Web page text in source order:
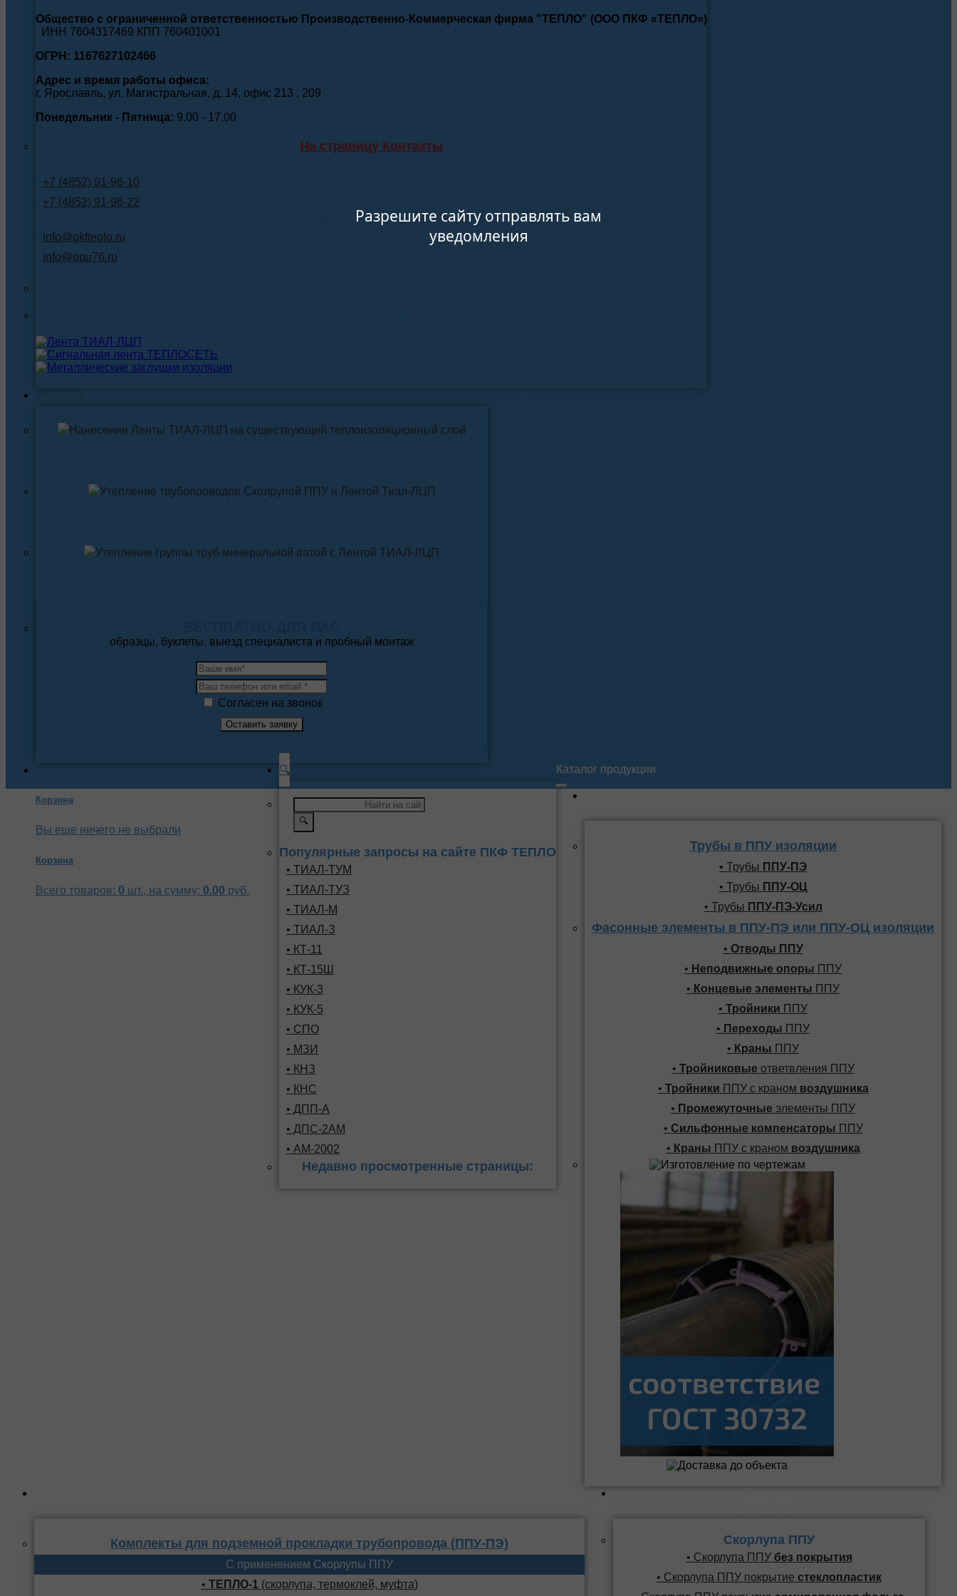
Разрешите сайту отправлять вам
уведомления
Общество с ограниченной ответственностью Производственно-Коммерческая фирма "ТЕПЛО" (ООО ПКФ «ТЕПЛО»)
ИНН 7604317469 КПП 760401001
ОГРН: 1167627102466
Адрес и время работы офиса:
г. Ярославль, ул. Магистральная, д. 14, офис 213 , 209
Понедельник - Пятница: 9.00 - 17.00
На страницу Контакты
+7 (4852) 91-96-10
+7 (4852) 91-96-22
Электронные адреса
info@pkfteplo.ru
info@ppu76.ru
образцы, буклеты, выезд специалиста и пробный монтаж
Согласен на звонок
Корзина
Вы еще ничего не выбрали
Корзина
Всего товаров: 0 шт., на сумму: 0.00 руб.
🔍
🔍
Популярные запросы на сайте ПКФ ТЕПЛО
• ТИАЛ-ТУМ
• ТИАЛ-ТУЗ
• ТИАЛ-М
• ТИАЛ-З
• КТ-11
• КТ-15Ш
• КУК-3
• КУК-5
• СПО
• МЗИ
• КНЗ
• КНС
• ДПП-А
• ДПС-2АМ
• АМ-2002
Недавно просмотренные страницы:
Каталог продукции
Трубы в ППУ изоляции
• Трубы ППУ-ПЭ
• Трубы ППУ-ОЦ
• Трубы ППУ-ПЭ-Усил
Фасонные элементы в ППУ-ПЭ или ППУ-ОЦ изоляции
• Отводы ППУ
• Неподвижные опоры ППУ
• Концевые элементы ППУ
• Тройники ППУ
• Переходы ППУ
• Краны ППУ
• Тройниковые ответвления ППУ
• Тройники ППУ с краном воздушника
• Промежуточные элементы ППУ
• Сильфонные компенсаторы ППУ
• Краны ППУ с краном воздушника
Комплекты для подземной прокладки трубопровода (ППУ-ПЭ)
С применением Скорлупы ППУ
• ТЕПЛО-1 (скорлупа, термоклей, муфта)
Скорлупа ППУ
• Скорлупа ППУбез покрытия
• Скорлупа ППУ покрытие стеклопластик